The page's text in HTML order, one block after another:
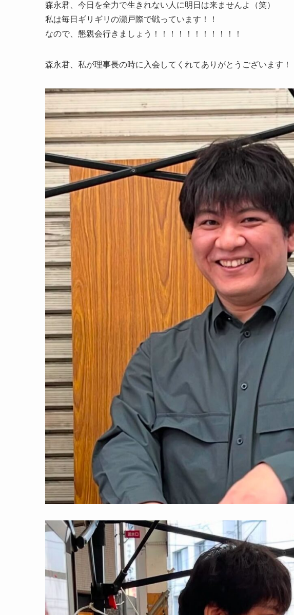
森永君、今日を全力で生きれない人に明日は来ませんよ（笑）
私は毎日ギリギリの瀬戸際で戦っています！！
なので、懇親会行きましょう！！！！！！！！！！！
森永君、私が理事長の時に入会してくれてありがとうございます！